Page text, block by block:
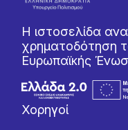
Η ιστοσελίδα
χρηματοδότηση
Ευρωπαϊκής
Χορηγοί